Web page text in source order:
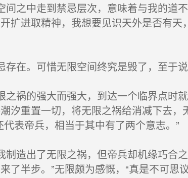
之中走到禁忌层次，意味着与我的道
扩进取精神，我想要见识天外是否有
在。可惜无限空间终究是毁了，至于
之祸的强大而强大，到达一个临界点
汐重置一切，将无限之祸给消减下去，
表帝兵，相当于其中有了两个意志。”
造出了无限之祸，但帝兵却机缘巧合
了半步。”无限颇为感慨，“真是不可思